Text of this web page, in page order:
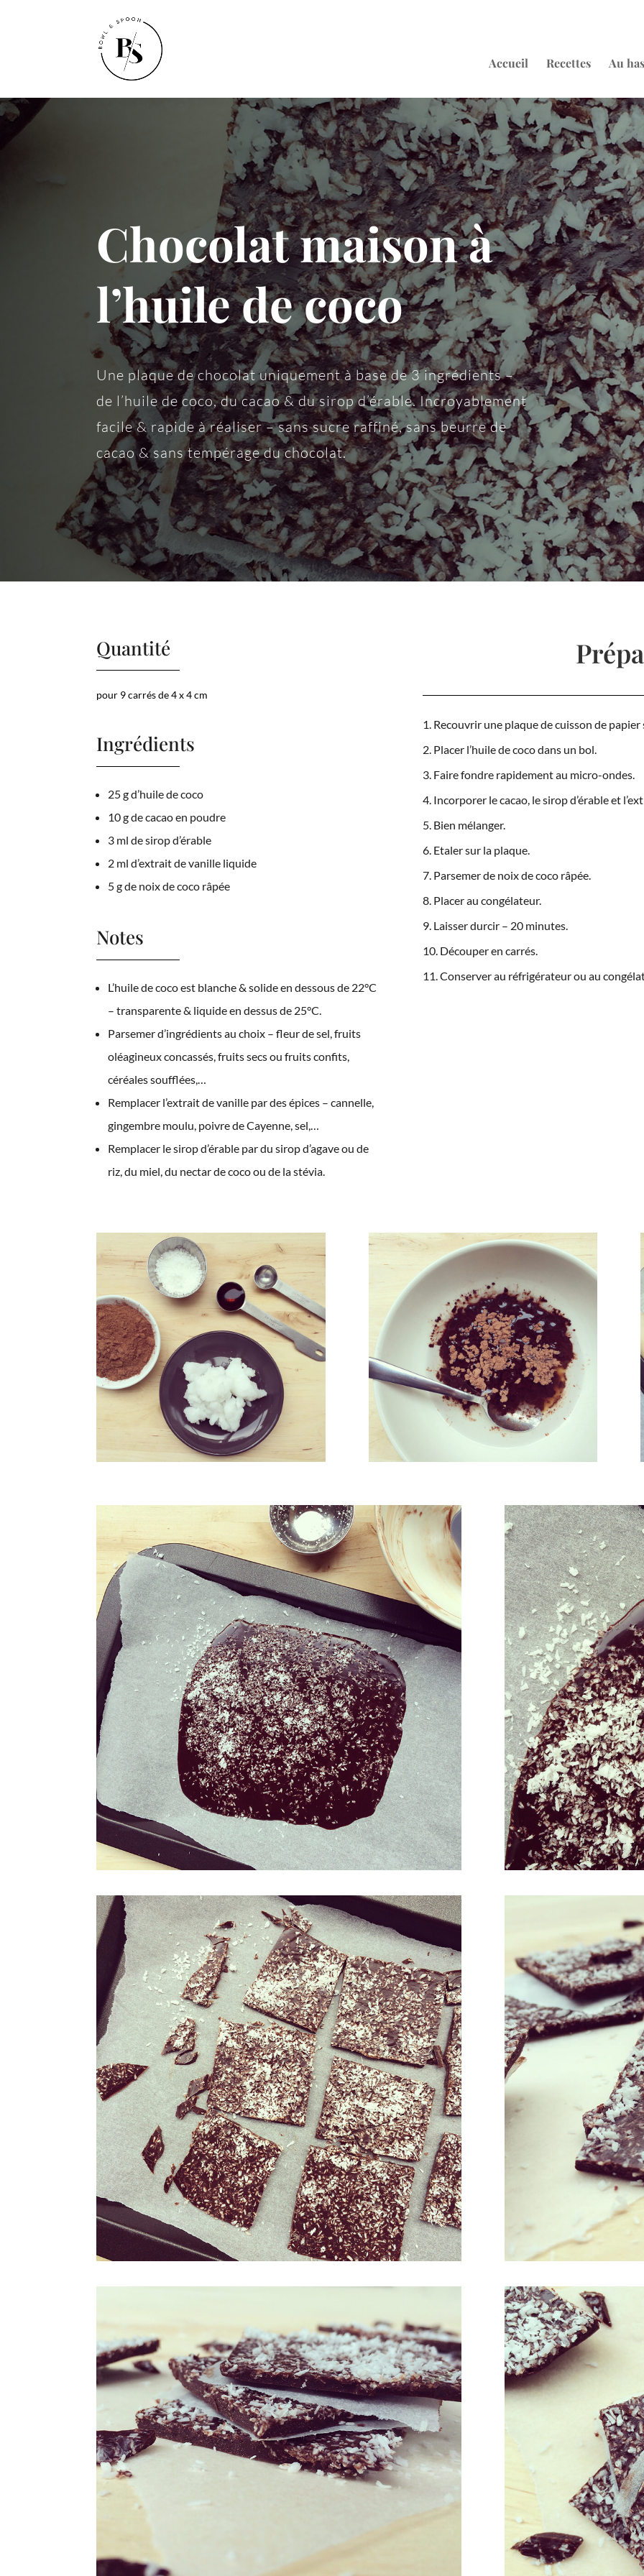
Accueil Recettes Au
Chocolat maison à
l’huile de coco
Une plaque de chocolat uniquement à base de 3 ingrédients –
de l’huile de coco, du cacao & du sirop d’érable. Incroyablement
facile & rapide à réaliser – sans sucre raffiné, sans beurre de
cacao & sans tempérage du chocolat.
Quantité
pour 9 carrés de 4 x 4 cm
Ingrédients
25 g d’huile de coco
10 g de cacao en poudre
3 ml de sirop d’érable
2 ml d’extrait de vanille liquide
5 g de noix de coco râpée
Notes
L’huile de coco est blanche & solide en dessous de 22°C
– transparente & liquide en dessus de 25°C.
Parsemer d’ingrédients au choix – fleur de sel, fruits
oléagineux concassés, fruits secs ou fruits confits,
céréales soufflées,…
Remplacer l’extrait de vanille par des épices – cannelle,
gingembre moulu, poivre de Cayenne, sel,…
Remplacer le sirop d’érable par du sirop d’agave ou de
riz, du miel, du nectar de coco ou de la stévia.
Recouvrir une plaque de cuisson de papier
Placer l’huile de coco dans un bol.
Faire fondre rapidement au micro-ondes.
Incorporer le cacao, le sirop d’érable et
Bien mélanger.
Etaler sur la plaque.
Parsemer de noix de coco râpée.
Placer au congélateur.
Laisser durcir – 20 minutes.
Découper en carrés.
Conserver au réfrigérateur ou au